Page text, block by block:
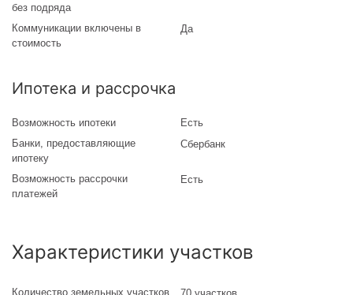
без подряда
Коммуникации включены в
стоимость
Да
Ипотека и рассрочка
Возможность ипотеки
Есть
Банки, предоставляющие
ипотеку
Сбербанк
Возможность рассрочки
платежей
Есть
Характеристики участков
Количество земельных участков